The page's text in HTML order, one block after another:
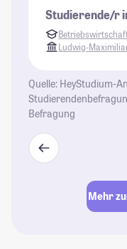
Studierende/r
Ludwig-
Quelle: HeyStudium-
Befragung
Mehr